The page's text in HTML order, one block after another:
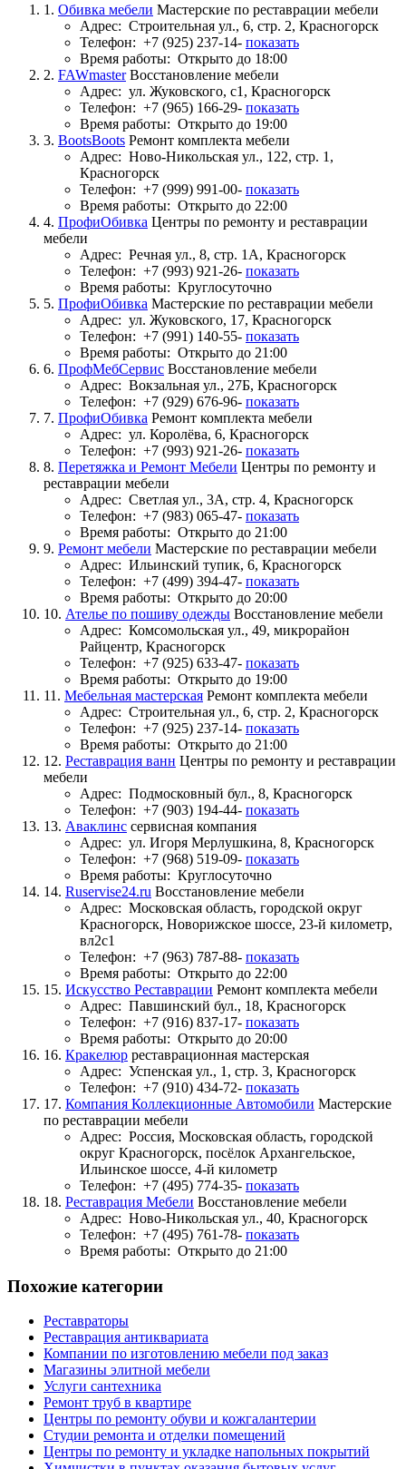
1. Обивка мебели Мастерские по реставрации мебели
Адрес: Строительная ул., 6, стр. 2, Красногорск
Телефон: +7 (925) 237-14- показать
Время работы: Открыто до 18:00
2. FAWmaster Восстановление мебели
Адрес: ул. Жуковского, с1, Красногорск
Телефон: +7 (965) 166-29- показать
Время работы: Открыто до 19:00
3. BootsBoots Ремонт комплекта мебели
Адрес: Ново-Никольская ул., 122, стр. 1,
Красногорск
Телефон: +7 (999) 991-00- показать
Время работы: Открыто до 22:00
4. ПрофиОбивка Центры по ремонту и реставрации
мебели
Адрес: Речная ул., 8, стр. 1А, Красногорск
Телефон: +7 (993) 921-26- показать
Время работы: Круглосуточно
5. ПрофиОбивка Мастерские по реставрации мебели
Адрес: ул. Жуковского, 17, Красногорск
Телефон: +7 (991) 140-55- показать
Время работы: Открыто до 21:00
6. ПрофМебСервис Восстановление мебели
Адрес: Вокзальная ул., 27Б, Красногорск
Телефон: +7 (929) 676-96- показать
7. ПрофиОбивка Ремонт комплекта мебели
Адрес: ул. Королёва, 6, Красногорск
Телефон: +7 (993) 921-26- показать
8. Перетяжка и Ремонт Мебели Центры по ремонту и
реставрации мебели
Адрес: Светлая ул., 3А, стр. 4, Красногорск
Телефон: +7 (983) 065-47- показать
Время работы: Открыто до 21:00
9. Ремонт мебели Мастерские по реставрации мебели
Адрес: Ильинский тупик, 6, Красногорск
Телефон: +7 (499) 394-47- показать
Время работы: Открыто до 20:00
10. Ателье по пошиву одежды Восстановление мебели
Адрес: Комсомольская ул., 49, микрорайон
Райцентр, Красногорск
Телефон: +7 (925) 633-47- показать
Время работы: Открыто до 19:00
11. Мебельная мастерская Ремонт комплекта мебели
Адрес: Строительная ул., 6, стр. 2, Красногорск
Телефон: +7 (925) 237-14- показать
Время работы: Открыто до 21:00
12. Реставрация ванн Центры по ремонту и реставрации
мебели
Адрес: Подмосковный бул., 8, Красногорск
Телефон: +7 (903) 194-44- показать
13. Аваклинс сервисная компания
Адрес: ул. Игоря Мерлушкина, 8, Красногорск
Телефон: +7 (968) 519-09- показать
Время работы: Круглосуточно
14. Ruservise24.ru Восстановление мебели
Адрес: Московская область, городской округ
Красногорск, Новорижское шоссе, 23-й километр,
вл2с1
Телефон: +7 (963) 787-88- показать
Время работы: Открыто до 22:00
15. Искусство Реставрации Ремонт комплекта мебели
Адрес: Павшинский бул., 18, Красногорск
Телефон: +7 (916) 837-17- показать
Время работы: Открыто до 20:00
16. Кракелюр реставрационная мастерская
Адрес: Успенская ул., 1, стр. 3, Красногорск
Телефон: +7 (910) 434-72- показать
17. Компания Коллекционные Автомобили Мастерские
по реставрации мебели
Адрес: Россия, Московская область, городской
округ Красногорск, посёлок Архангельское,
Ильинское шоссе, 4-й километр
Телефон: +7 (495) 774-35- показать
18. Реставрация Мебели Восстановление мебели
Адрес: Ново-Никольская ул., 40, Красногорск
Телефон: +7 (495) 761-78- показать
Время работы: Открыто до 21:00
Похожие категории
Реставраторы
Реставрация антиквариата
Компании по изготовлению мебели под заказ
Магазины элитной мебели
Услуги сантехника
Ремонт труб в квартире
Центры по ремонту обуви и кожгалантерии
Студии ремонта и отделки помещений
Центры по ремонту и укладке напольных покрытий